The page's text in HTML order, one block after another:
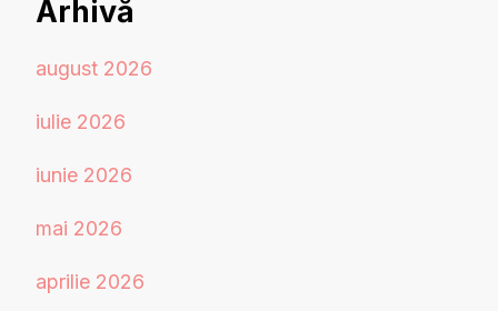
Arhivă
august 2026
iulie 2026
iunie 2026
mai 2026
aprilie 2026